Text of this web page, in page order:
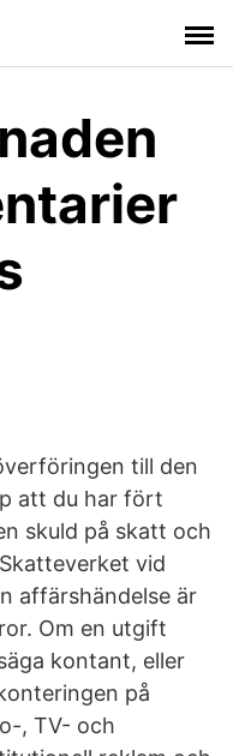
till den
att du har fört
skuld på skatt och
vid
affärshändelse är
Om en utgift
kontant, eller
på
, TV- och